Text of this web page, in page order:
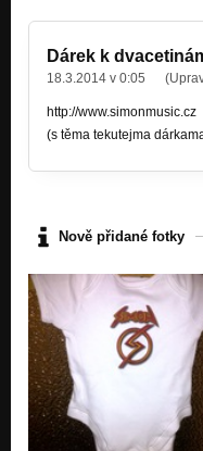
Sen (Propast - 1999)
Excalibur (Excalibur - 1996)
Nevím (Nevím - 1995)
Dárek k
18.3.2014 v 0:05
http://www.simonmusic.cz
(s těma tekutejma
Nově přidané fotky